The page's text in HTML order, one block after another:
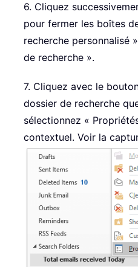
6. Cliquez
pour fermer les boîtes
recherche personnalisé
de recherche ».
7. Cliquez avec le
dossier de recherche
sélectionnez «
contextuel. Voir la